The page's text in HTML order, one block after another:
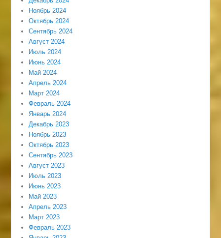
Ноябрь 2024
Октябрь 2024
Сентябрь 2024
Август 2024
Июль 2024
Июнь 2024
Май 2024
Апрель 2024
Март 2024
Февраль 2024
Январь 2024
Декабрь 2023
Ноябрь 2023
Октябрь 2023
Сентябрь 2023
Август 2023
Июль 2023
Июнь 2023
Май 2023
Апрель 2023
Март 2023
Февраль 2023